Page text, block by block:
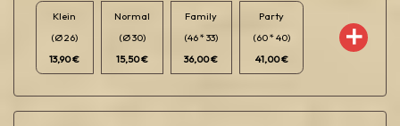
Klein
(Ø 26)
13,90 €
Normal
(Ø 30)
15,50 €
Family
(46 * 33)
36,00 €
Party
(60 * 40)
41,00 €